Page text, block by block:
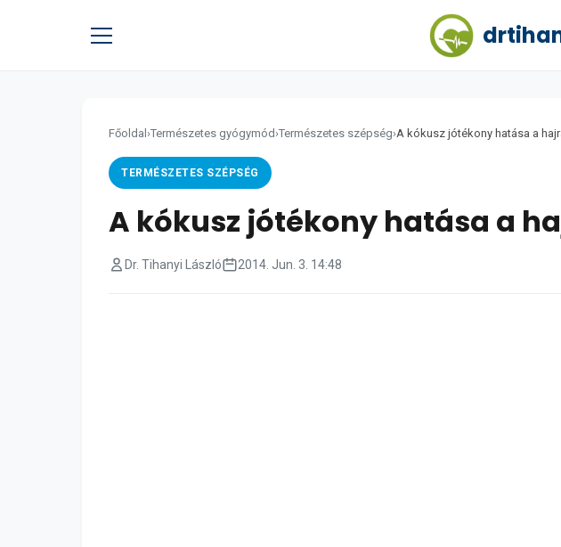
Főoldal ›Természetes gyógymód ›Természetes szépség›A kókusz jótékony hatása a
TERMÉSZETES SZÉPSÉG
A kókusz jótékony hatása a
Dr. Tihanyi László 2014. Jun. 3. 14:48